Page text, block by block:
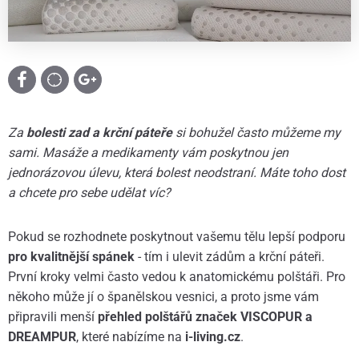
Za bolesti zad a krční páteřesi bohužel často můžeme my
sami. Masáže a medikamenty vám poskytnou jen
jednorázovou úlevu, která bolest neodstraní. Máte toho dost
a chcete pro sebe udělat víc?
Pokud se rozhodnete poskytnout vašemu tělu lepší podporu
pro kvalitnější spánek - tím i ulevit zádům a krční páteři.
První kroky velmi často vedou k anatomickému polštáři. Pro
někoho může jí o španělskou vesnici, a proto jsme vám
připravili menší přehled polštářů značek VISCOPUR a
DREAMPUR, které nabízíme na i-living.cz.